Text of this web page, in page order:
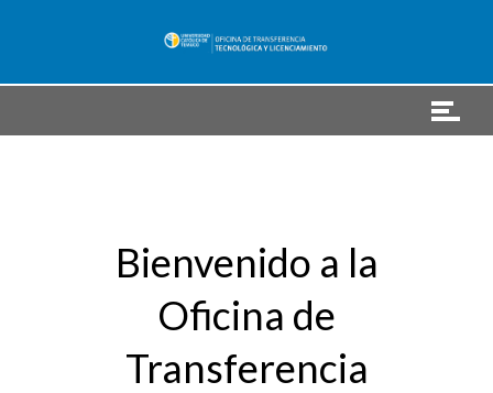
Bienvenido a la
Oficina de
Transferencia